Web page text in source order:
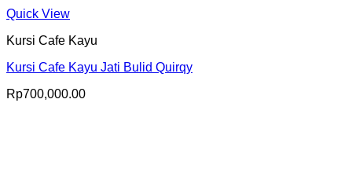
Quick View
Kursi Cafe Kayu
Kursi Cafe Kayu Jati Bulid Quirqy
Rp700,000.00